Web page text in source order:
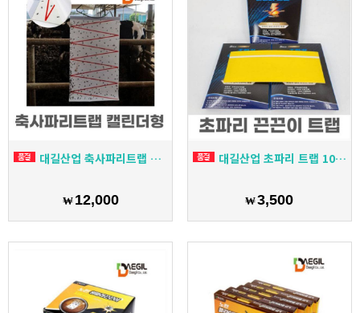
대길산업 축사파리트랩 캘린더형 10매 달력종이끈끈이 해충 파리 벌레 모기퇴치
₩ 12,000
대길산업 초파리 트랩 10매 초파리 날파리 벌레 끈끈이
₩3,500